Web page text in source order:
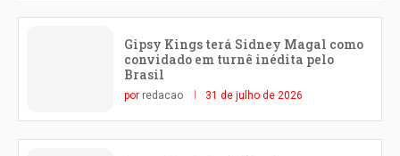
Gipsy Kings terá Sidney Magal como
convidado em turnê inédita pelo
Brasil
por redacao 31 de julho de 2026